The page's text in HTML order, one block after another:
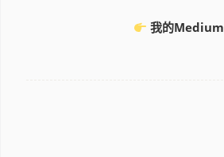
我的Medium